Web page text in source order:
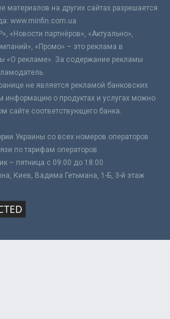
материалов на других сайтах разрешается
www.minfin.com.ua
«Новости партнёров», «Актуально»,
«Промо» – это реклама в
«О рекламе». За содержание рекламы
не является рекламой банковских
информацию о продуктах и услугах можно
сайте соответствующего банка.
Украины со всех номеров операторов
по тарифам операторов
– пятница с 09:00 до 18:00
Киев, Вадима Гетьмана, 1-Б, 3-й этаж